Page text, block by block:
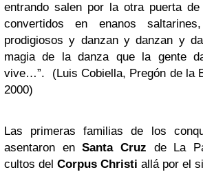
entrando salen por la otra puerta de
convertidos en enanos
prodigiosos y danzan y danzan y
magia de la danza que la gente
vive…”. (Luis Cobiella, Pregón de la
2000)
Las primeras familias de los
asentaron enSanta Cruz de La
cultos del Corpus Christi allá por el